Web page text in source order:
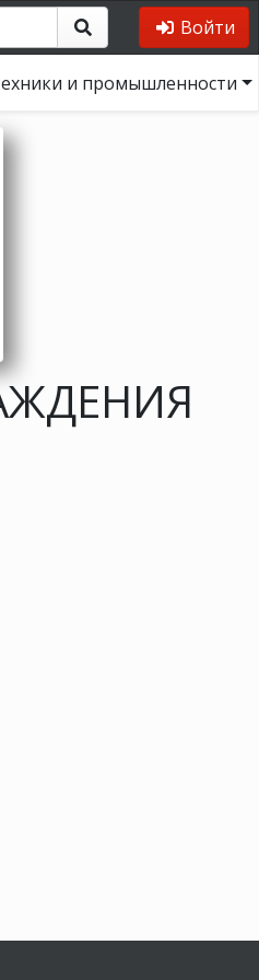
Войти
и промышленности